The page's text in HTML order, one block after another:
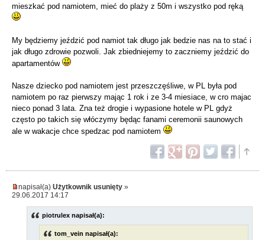
mieszkać pod namiotem, mieć do plaży z 50m i wszystko pod ręką
My będziemy jeździć pod namiot tak długo jak bedzie nas na to stać i
jak długo zdrowie pozwoli. Jak zbiedniejemy to zaczniemy jeździć do
apartamentów
Nasze dziecko pod namiotem jest przeszczęśliwe, w PL była pod
namiotem po raz pierwszy mając 1 rok i ze 3-4 miesiace, w cro majac
nieco ponad 3 lata. Zna też drogie i wypasione hotele w PL gdyż
często po takich się włóczymy będąc fanami ceremonii saunowych
ale w wakacje chce spedzac pod namiotem
napisał(a) Użytkownik usunięty »
29.06.2017 14:17
piotrulex napisał(a):
tom_vein napisał(a):